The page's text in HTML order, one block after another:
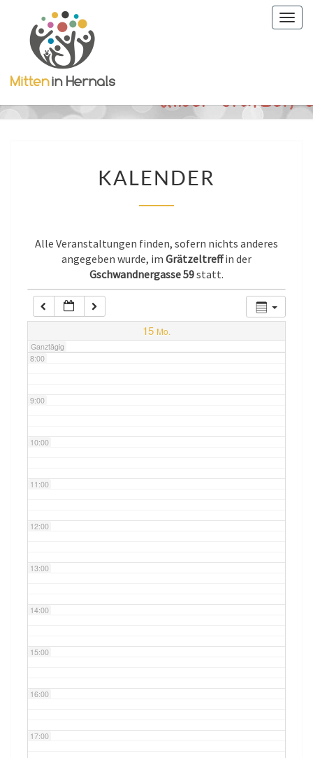
KALENDER
Alle Veranstaltungen finden, sofern nichts anderes
angegeben wurde, im Grätzeltreffin der
Gschwandnergasse 59statt.
15 Mo.
Ganztägig
0:00
1:00
2:00
7:00
8:00
9:00
10:00
11:00
12:00
13:00
14:00
15:00
16:00
17:00